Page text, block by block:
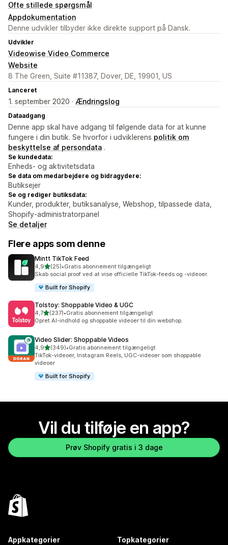
Ofte stillede spørgsmål
Appdokumentation
Denne udvikler tilbyder ikke direkte support på Dansk.
Udvikler
Videowise Video Commerce
Website
8 The Green, Suite #11387, Dover, DE, 19901, US
Lanceret
1. september 2020 · Ændringslog
Dataadgang
Denne app skal have adgang til følgende data for at kunne
fungere i din butik. Se hvorfor i udviklerens politik om
beskyttelse af persondata .
Se kundedata:
Enheds- og aktivitetsdata
Se data om medarbejdere og bidragydere:
Butiksejer
Se og rediger butiksdata:
Kunder, produkter, butiksanalyse, Webshop, tilpassede data,
Shopify-administratorpanel
Se detaljer
Flere apps som denne
Mintt TikTok Feed
4,9ud af 5 stjerner
(25)
25 anmeldelser i alt
•Gratis abonnement tilgængeligt
Skab social proof ved at vise officielle TikTok-feeds og -videoer.
Built for Shopify
Tolstoy: Shoppable Video & UGC
4,7ud af 5 stjerner
(237)
237 anmeldelser i alt
•Gratis abonnement tilgængeligt
Opret AI-indhold og shoppable videoer til din webshop.
Video Slider: Shoppable Videos
4,9ud af 5 stjerner
(349)
349 anmeldelser i alt
•Gratis abonnement tilgængeligt
TikTok-videoer, Instagram Reels, UGC-videoer som shoppable
videoer
Built for Shopify
Vil du tilføje en app?
Prøv Shopify gratis i 3 dage
Appkategorier Topkategorier